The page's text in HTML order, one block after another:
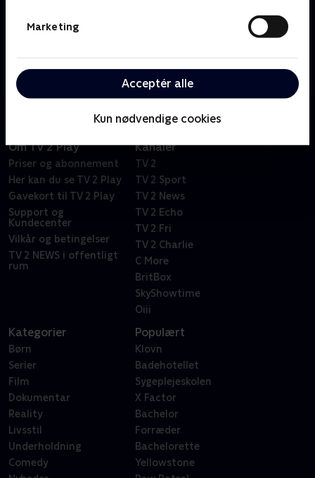
Marketing
Acceptér alle
Kun nødvendige cookies
Denne miniserie i 18 dele, udelukkende instrueret af
David Lynch, foregår 25 år efter at indbyggerene i en
homecoming-dronning, Laura Palmer blev myrdet.
Om TV 2 Play
Priser og abonnement
Her kan du se TV 2 Play
Gavekort til TV 2 Play
Support og
Kundecenter
Vilkår og betingelser
TV 2 NEWS i offentligt
rum
Kanaler
TV 2
TV 2 Sport
TV 2 News
TV 2 Echo
TV 2 Fri
TV 2 Charlie
C More
BritBox
SkyShowtime
Oiii
Kategorier
Børn
Serier
Film
Dokumentar
Reality
Livsstil
Underholdning
Comedy
Populært
Klovn
Badehotellet
Sygeplejeskolen
X Factor
Bachelor
Forræder
Bachelorette
Yellowstone